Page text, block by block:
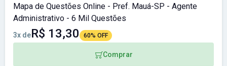
Mapa de Questões Online - Pref. Mauá-SP - Agente
Administrativo - 6 Mil Questões
3x deR$ 13,30 60% OFF
Comprar